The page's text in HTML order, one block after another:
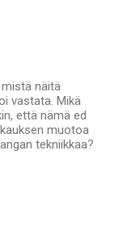
näitä
vastata. Mikä
että nämä ed
muotoa
tekniikkaa?